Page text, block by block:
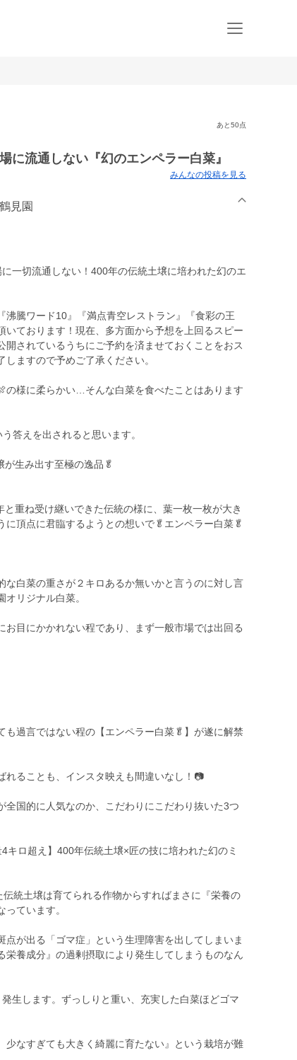
あと50点
に流通しない『幻のエンペラー白菜』
みんなの投稿を見る
見園
一切流通しない！400年の伝統土壌に培われた幻のエ
騰ワード10』『満点青空レストラン』『食彩の王
いております！現在、多方面から予想を上回るスピー
開されているうちにご予約を済ませておくことをおス
ますので予めご了承ください。
の様に柔らかい…そんな白菜を食べたことはあります
答えを出されると思います。
生み出す至極の逸品🥬
重ね受け継いできた伝統の様に、葉一枚一枚が大き
に頂点に君臨するようとの想いで🥬エンペラー白菜🥬
白菜の重さが２キロあるか無いかと言うのに対し言
リジナル白菜。
お目にかかれない程であり、まず一般市場では出回る
過言ではない程の【エンペラー白菜🥬】が遂に解禁
れることも、インスタ映えも間違いなし！📷
全国的に人気なのか、こだわりにこだわり抜いた3つ
ロ超え】400年伝統土壌×匠の技に培われた幻のミ
統土壌は育てられる作物からすればまさに『栄養の
ています。
が出る「ゴマ症」という生理障害を出してしまいま
養成分』の過剰摂取により発生してしまうものなん
生します。ずっしりと重い、充実した白菜ほどゴマ
少なすぎても大きく綺麗に育たない』という栽培が難